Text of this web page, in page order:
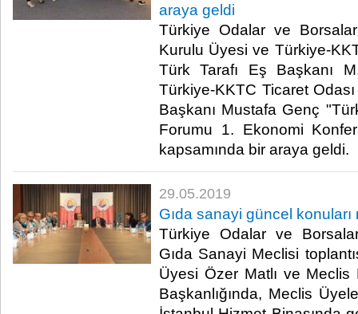
araya geldi
Türkiye Odalar ve
Kurulu Üyesi ve Türkiye-
Türk Tarafı Eş Başkanı
Türkiye-KKTC Ticaret
Başkanı Mustafa Genç
Forumu 1. Ekonomi
kapsamında bir araya geldi.​
29.05.2019
Gıda sanayi güncel konuları
Türkiye Odalar ve
Gıda Sanayi Meclisi
Üyesi Özer Matlı ve Meclis
Başkanlığında, Meclis